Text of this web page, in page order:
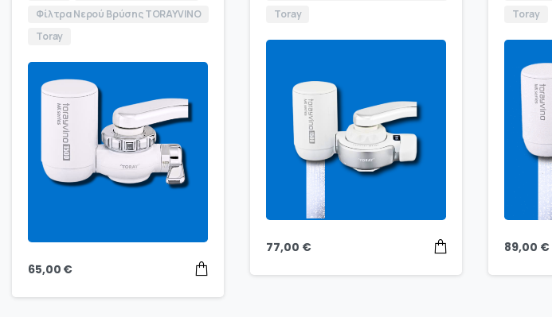
Φίλτρα Νερού Βρύσης TORAYVINO
Toray
65,00 €
Toray
77,00 €
Toray
89,00 €